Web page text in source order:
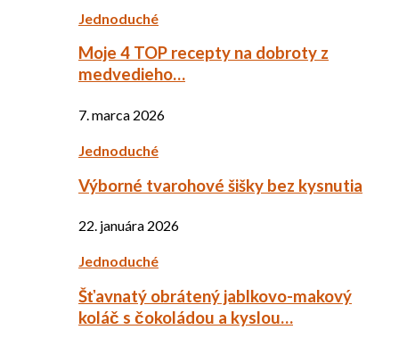
Jednoduché
Moje 4 TOP recepty na dobroty z
medvedieho…
7. marca 2026
Jednoduché
Výborné tvarohové šišky bez kysnutia
22. januára 2026
Jednoduché
Šťavnatý obrátený jablkovo-makový
koláč s čokoládou a kyslou…